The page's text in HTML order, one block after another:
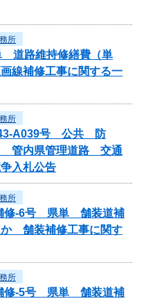
所
道路維持修繕費（単
線補修工事に関する一
所
43-A039号 公共 防
管内県管理道路 交通
入札公告
所
修-6号 県単 舗装道補
舗装補修工事に関す
所
修-5号 県単 舗装道補